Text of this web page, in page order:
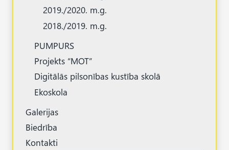
2019./2020. m.g.
2018./2019. m.g.
PUMPURS
Projekts “MOT”
Digitālās pilsonības kustība skolā
Ekoskola
Galerijas
Biedrība
Kontakti